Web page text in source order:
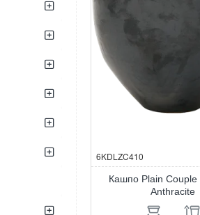
6KDLZC410
Кашпо Plain Couple
Anthracite